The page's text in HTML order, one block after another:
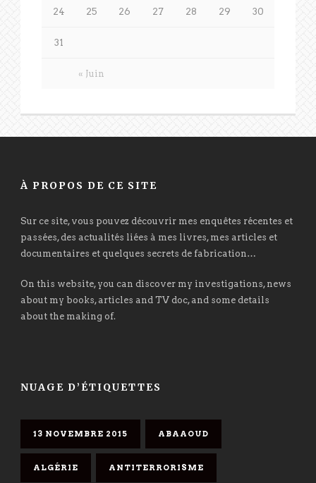
« Juin
24 25 26 27 28 29 30
31
À PROPOS DE CE SITE
Sur ce site, vous pouvez découvrir mes enquêtes récentes et
passées, des actualités liées à mes livres, mes articles et
documentaires et quelques secrets de fabrication…
On this website, you can discover my investigations, news
about my books, articles and TV doc, and some details
about the making of.
NUAGE D’ÉTIQUETTES
13 NOVEMBRE 2015 ABAAOUD
ALGÉRIE ANTITERRORISME